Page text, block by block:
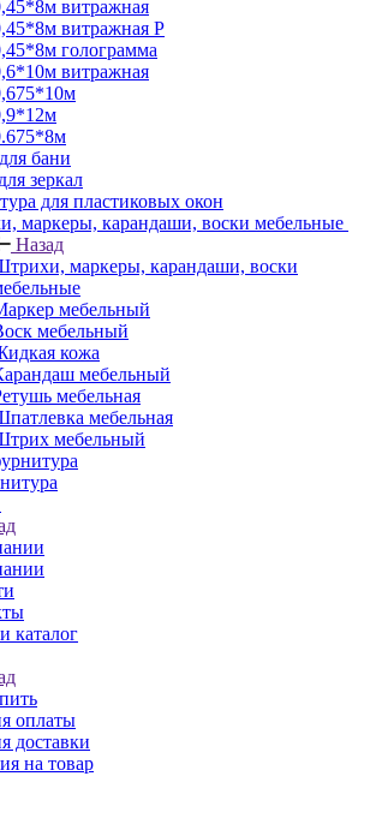
витражная
витражная Р
голограмма
витражная
бани
зеркал
для пластиковых окон
маркеры, карандаши, воски мебельные
Назад
маркеры, карандаши, воски
мебельный
мебельный
кожа
мебельный
мебельная
мебельная
мебельный
каталог
оплаты
доставки
на товар